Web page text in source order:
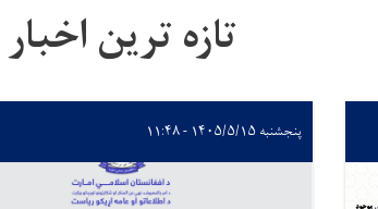
تازه ترین اخبار
پنجشنبه ۱۴۰۵/۵/۱۵ - ۱۱:۴۸